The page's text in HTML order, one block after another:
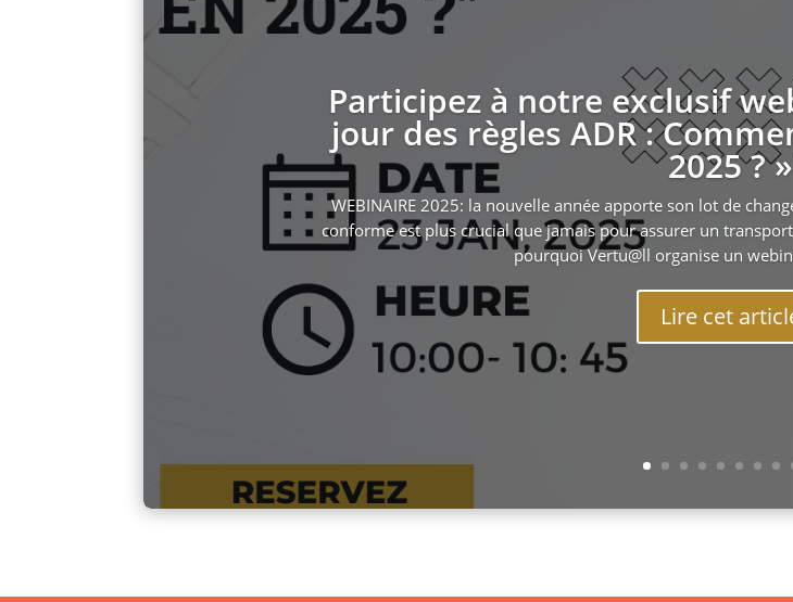
Participez à notre exclusif
jour des règles ADR :
2025 ? »
WEBINAIRE 2025: la nouvelle année apporte son lot de
conforme est plus crucial que jamais pour assurer un
pourquoi Vertu@ll organise un
Lire cet